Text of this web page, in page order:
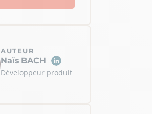
AUTEUR
Naïs BACH
Développeur produit